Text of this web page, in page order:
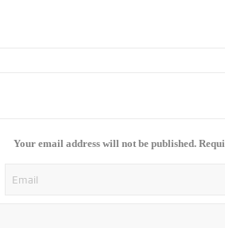
Your email address will not be published.